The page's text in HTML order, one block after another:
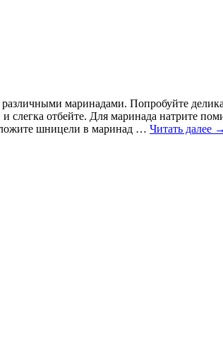
маринадами. Попробуйте
отбейте. Для маринада натрите
шницели в маринад … Читать далее →